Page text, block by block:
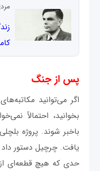
پس از جنگ
اگر می‌توانید
بخوانید، احتمالاً
باخبر شوند. پروژه
یافت. چرچیل دستور
حدی که هیچ قطعه‌ای از